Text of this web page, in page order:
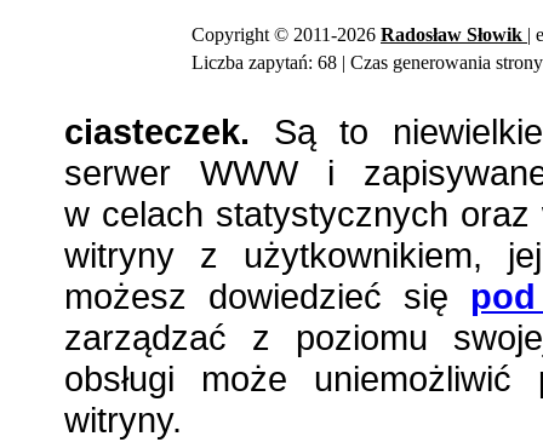
Copyright © 2011-2026 Radosław Słowik |
Liczba zapytań: 68 | Czas generowania
ciasteczek. Są to
serwer WWW i
w celach statystycznych
witryny z użytkownikiem,
możesz dowiedzieć się
zarządzać z poziomu
obsługi może
witryny.